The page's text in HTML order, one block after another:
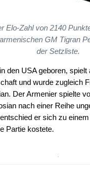
Elo-Zahl von 2140
GM Tigran
der Setzliste.
den USA geboren,
und wurde zugleich
Der Armenier spielte
nach einer Reihe
er sich zu
Partie kostete.